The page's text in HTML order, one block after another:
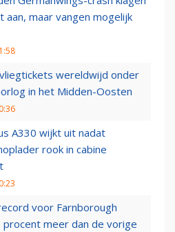
aan, maar vangen mogelijk
wereldwijd onder
in het Midden-Oosten
A330 wijkt uit nadat
rook in cabine
voor Farnborough
procent meer dan de vorige